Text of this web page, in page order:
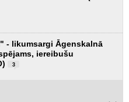
- likumsargi Āgenskalnā
iereibušu
3